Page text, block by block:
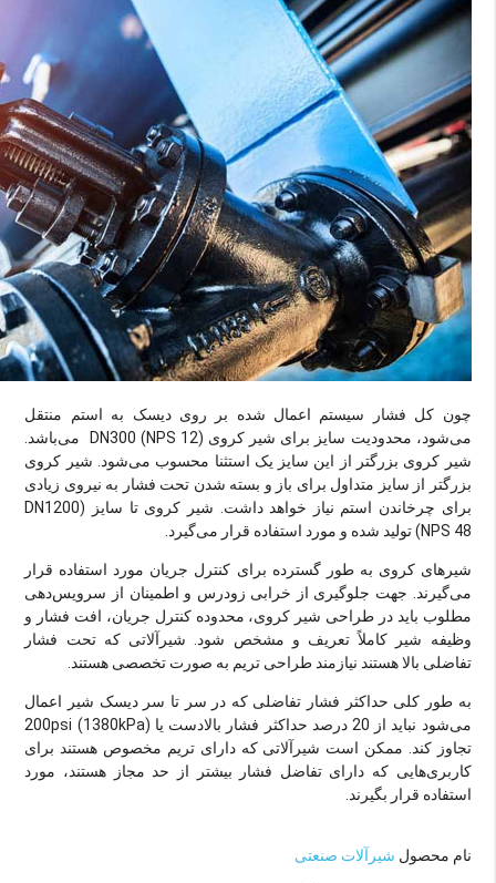
چون کل فشار سیستم اعمال شده بر روی دیسک به استم منتقل
می‌شود، محدودیت سایز برای شیر کروی (DN300 (NPS 12 می‌باشد.
شیر کروی بزرگتر از این سایز یک استثنا محسوب می‌شود. شیر کروی
بزرگتر از سایز متداول برای باز و بسته شدن تحت فشار به نیروی زیادی
برای چرخاندن استم نیاز خواهد داشت. شیر کروی تا سایز (DN1200
(NPS 48 تولید شده و مورد استفاده قرار می‌گیرد.
شیرهای کروی به طور گسترده برای کنترل جریان مورد استفاده قرار
می‌گیرند. جهت جلوگیری از خرابی زودرس و اطمینان از سرویس‌دهی
مطلوب باید در طراحی شیر کروی، محدوده کنترل جریان، افت فشار و
وظیفه شیر کاملاً تعریف و مشخص شود. شیرآلاتی که تحت فشار
تفاضلی بالا هستند نیازمند طراحی تریم به صورت تخصصی هستند.
به طور کلی حداکثر فشار تفاضلی که در سر تا سر دیسک شیر اعمال
می‌شود نباید از 20 درصد حداکثر فشار بالادست یا (200psi (1380kPa
تجاوز کند. ممکن است شیرآلاتی که دارای تریم مخصوص هستند برای
کاربری‌هایی که دارای تفاضل فشار بیشتر از حد مجاز هستند، مورد
استفاده قرار بگیرند.
نام محصول شیرآلات صنعتی